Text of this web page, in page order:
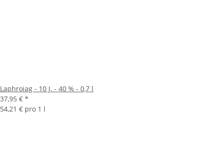
Laphroiag - 10 J. - 40 % - 0,7 l
37,95 € *
54,21 € pro 1 l